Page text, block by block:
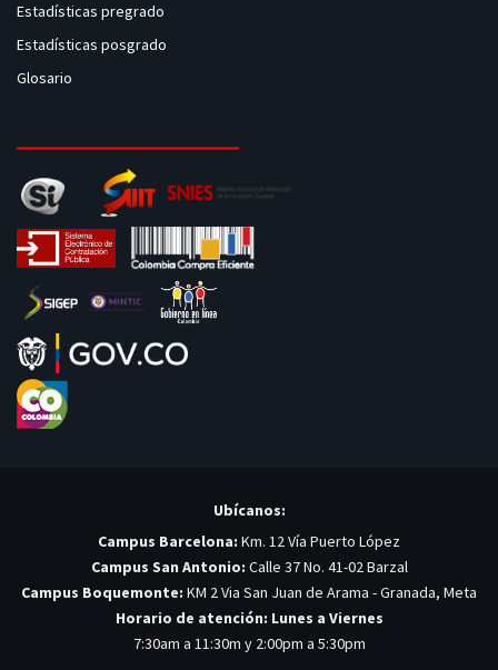
Estadísticas pregrado
Estadísticas posgrado
Glosario
Ubícanos:
Campus Barcelona: Km. 12 Vía Puerto López
Campus San Antonio: Calle 37 No. 41-02 Barzal
Campus Boquemonte: KM 2 Via San Juan de Arama - Granada, Meta
Horario de atención: Lunes a Viernes
7:30am a 11:30m y 2:00pm a 5:30pm